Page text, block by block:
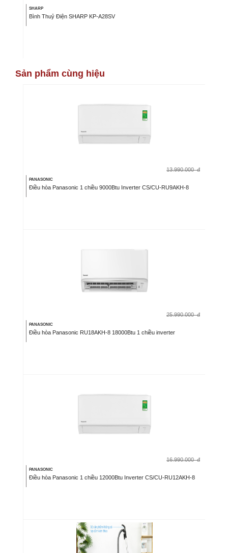
SHARP
Bình Thuỷ Điện SHARP KP-A28SV
Sản phẩm cùng hiệu
13.990.000 đ
PANASONIC
Điều hòa Panasonic 1 chiều 9000Btu Inverter CS/CU-RU9AKH-8
25.990.000 đ
PANASONIC
Điều hòa Panasonic RU18AKH-8 18000Btu 1 chiều inverter
16.990.000 đ
PANASONIC
Điều hòa Panasonic 1 chiều 12000Btu Inverter CS/CU-RU12AKH-8